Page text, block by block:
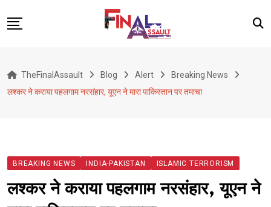
to
War
Alert
Viral
TheFinalAssault Blog Alert
Breaking News
लश्कर ने कराया पहलगाम नरसंहार, यूएन ने मारा पाकिस्तान पर तमाचा
BREAKING NEWS INDIA-PAKISTAN ISLAMIC TERRORISM
लश्कर ने कराया पहलगाम नरसंहार, यूएन ने